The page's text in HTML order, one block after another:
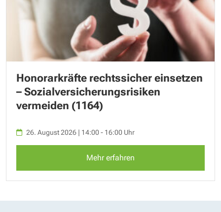
Honorarkräfte rechtssicher einsetzen
– Sozialversicherungsrisiken
vermeiden (1164)
26. August 2026 | 14:00 - 16:00 Uhr
Mehr erfahren